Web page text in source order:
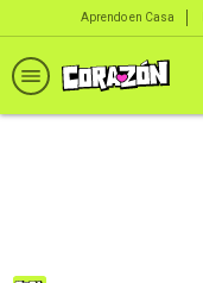
Aprendo en Casa